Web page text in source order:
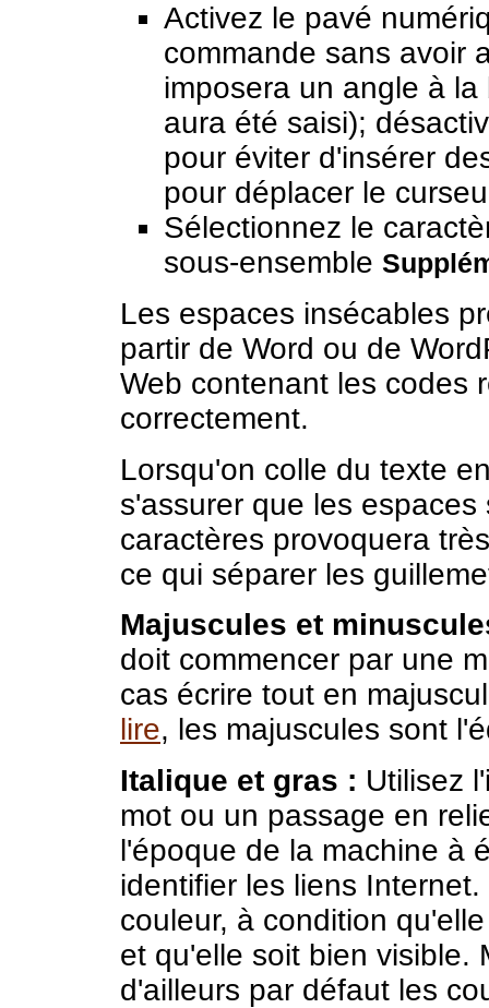
Activez le pavé
commande sans avoir
imposera un angle à
aura été saisi);
pour éviter d'insérer
pour déplacer le
Sélectionnez le
sous-ensemble
Les espaces insécables
partir de Word ou de
Web contenant les codes
correctement.
Lorsqu'on colle du texte
s'assurer que les
caractères provoquera
ce qui séparer les
Majuscules et
doit commencer par une
cas écrire tout en
lire, les majuscules sont
Italique et gras : Utilisez
mot ou un passage en
l'époque de la machine à
identifier les liens
couleur, à condition
et qu'elle soit bien visible.
d'ailleurs par défaut les